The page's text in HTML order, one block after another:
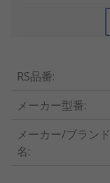
RS品番:
メーカー型番:
メーカー/ブランド
名: